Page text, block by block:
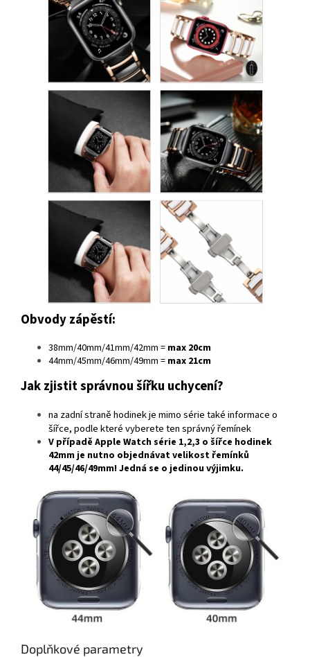
Obvody zápěstí:
38mm/40mm/41mm/42mm = max 20cm
44mm/45mm/46mm/49mm = max 21cm
Jak zjistit správnou šířku uchycení?
na zadní straně hodinek je mimo série také informace o
šířce, podle které vyberete ten správný řemínek
V případě Apple Watch série 1,2,3 o šířce hodinek
42mm je nutno objednávat velikost řemínků
44/45/46/49mm! Jedná se o jedinou výjimku.
Doplňkové parametry